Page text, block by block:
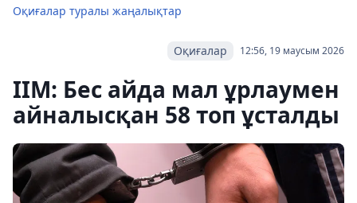
Оқиғалар туралы жаңалықтар
12:56, 19 маусым 2026
Оқиғалар
ІІМ: Бес айда мал ұрлаумен
айналысқан 58 топ ұсталды